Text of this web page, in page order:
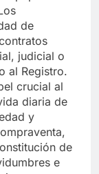
de
judicial o
al Registro.
crucial al
diaria de
y
de
e